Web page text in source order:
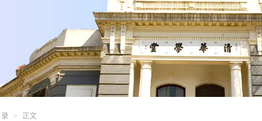
> 正文